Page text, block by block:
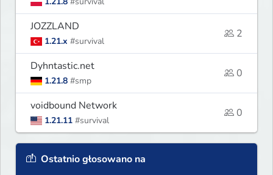
JOZZLAND
1.21.x #survival
2
Dyhntastic.net
1.21.8 #smp
0
voidbound Network
1.21.11 #survival
0
Ostatnio głosowano na